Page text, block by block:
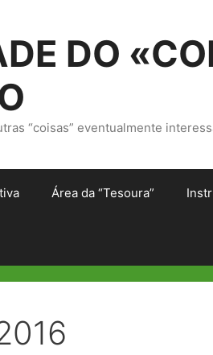
DO
“coisas” eventualmente
Área da “Tesoura”